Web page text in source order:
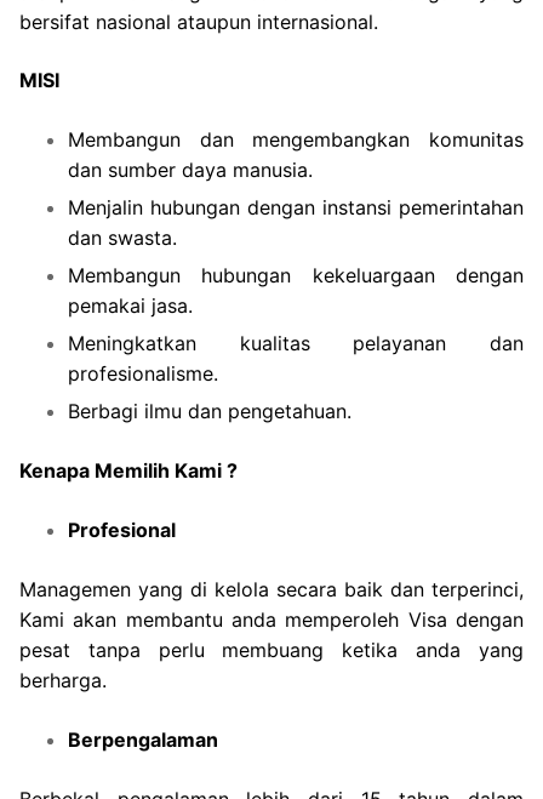
bersifat nasional ataupun internasional.
MISI
Membangun dan mengembangkan komunitas
dan sumber daya manusia.
Menjalin hubungan dengan instansi pemerintahan
dan swasta.
Membangun hubungan kekeluargaan dengan
pemakai jasa.
Meningkatkan kualitas pelayanan dan
profesionalisme.
Berbagi ilmu dan pengetahuan.
Kenapa Memilih Kami ?
Profesional
Managemen yang di kelola secara baik dan terperinci,
Kami akan membantu anda memperoleh Visa dengan
pesat tanpa perlu membuang ketika anda yang
berharga.
Berpengalaman